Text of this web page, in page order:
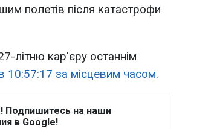
полетів після катастрофи
літню кар'єру останнім
10:57:17 за місцевим часом.
Подпишитесь на наши
в Google!